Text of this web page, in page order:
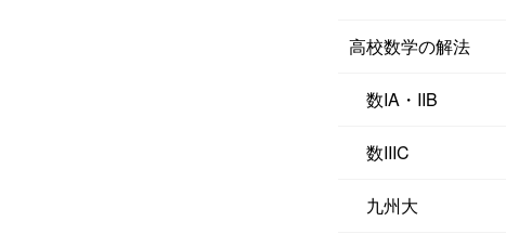
高校数学の解法
数IA・IIB
数IIIC
九州大